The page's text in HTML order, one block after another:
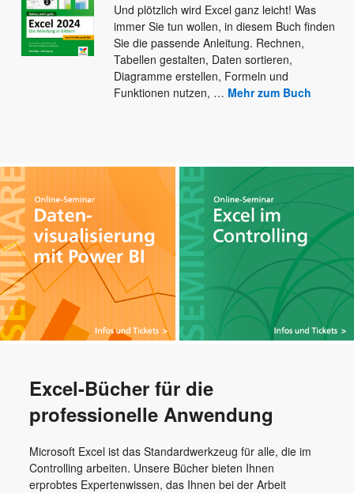
Und plötzlich wird Excel ganz leicht! Was
immer Sie tun wollen, in diesem Buch finden
Sie die passende Anleitung. Rechnen,
Tabellen gestalten, Daten sortieren,
Diagramme erstellen, Formeln und
Funktionen nutzen, … Mehr zum Buch
Excel-Bücher für die
professionelle Anwendung
Microsoft Excel ist das Standardwerkzeug für alle, die im
Controlling arbeiten. Unsere Bücher bieten Ihnen
erprobtes Expertenwissen, das Ihnen bei der Arbeit